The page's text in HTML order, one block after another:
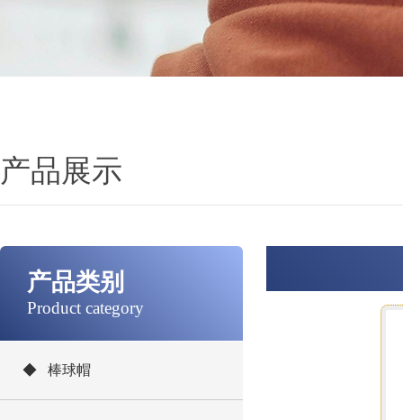
产品展示
产品类别
Product category
◆ 棒球帽